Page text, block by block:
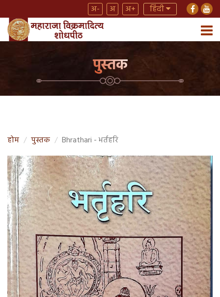
अ- अ अ+ हिंदी
पुस्तक
होम पुस्तक Bhrathari - भर्तहरि